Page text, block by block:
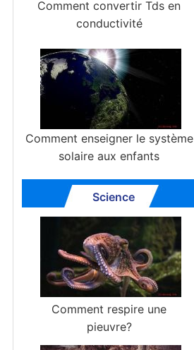
Comment convertir Tds en
conductivité
Comment enseigner le système
solaire aux enfants
Science
Comment respire une
pieuvre?